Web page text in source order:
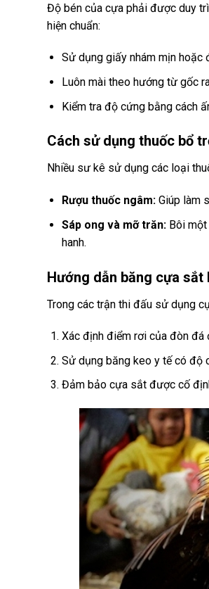
Độ bén của cựa phải được duy trì
hiện chuẩn:
Sử dụng giấy nhám mịn hoặc
Luôn mài theo hướng từ gốc
Kiểm tra độ cứng bằng cách
Cách sử dụng thuốc bổ
Nhiều sư kê sử dụng các loại
Rượu thuốc ngâm:Giúp làm
Sáp ong và mỡ trăn:Bôi một
hanh.
Hướng dẫn băng cựa
Trong các trận thi đấu sử dụng
Xác định điểm rơi của đòn đá
Sử dụng băng keo y tế có độ
Đảm bảo cựa sắt được cố